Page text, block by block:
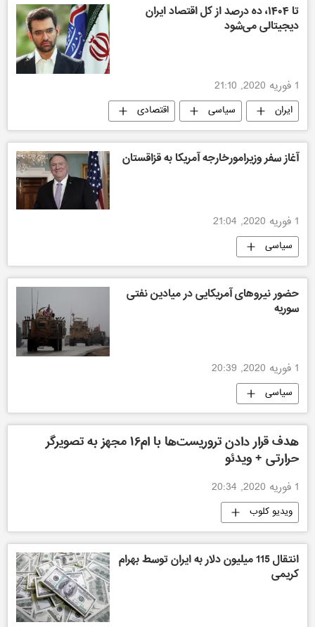
تا ۱۴۰۴، ده درصد از کل اقتصاد ایران
دیجیتالی می‌شود
1 فوریه 2020, 21:10
ایران سیاسی اقتصادی
آغاز سفر وزیرامورخارجه آمریکا به قزاقستان
1 فوریه 2020, 21:04
سیاسی
حضور نیروهای آمریکایی در میادین نفتی
سوریه
1 فوریه 2020, 20:39
سیاسی
هدف قرار دادن تروریست‌ها با ام۱۶ مجهز به تصویرگر
حرارتی + ویدئو
1 فوریه 2020, 20:34
ویدیو کلوب
انتقال 115 میلیون دلار به ایران توسط بهرام
کریمی